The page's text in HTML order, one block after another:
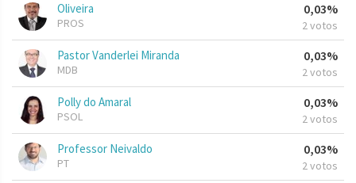
Oliveira
PROS
0,03%
2 votos
Pastor Vanderlei Miranda
MDB
0,03%
2 votos
Polly do Amaral
PSOL
0,03%
2 votos
Professor Neivaldo
PT
0,03%
2 votos